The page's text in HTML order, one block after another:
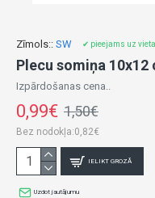
Zīmols:: SW ✔ pieejams uz
Plecu somiņa 10x12
Izpārdošanas cena..
0,99€ 1,50€
Bez nodokļa:0,82€
IELIKT GROZĀ
Uzdot jautājumu